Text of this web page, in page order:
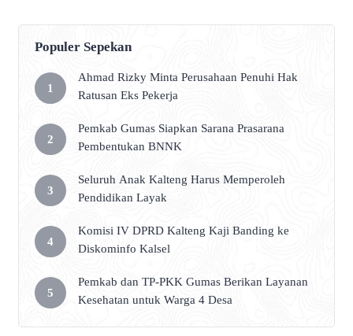
Populer Sepekan
Ahmad Rizky Minta Perusahaan Penuhi Hak
Ratusan Eks Pekerja
Pemkab Gumas Siapkan Sarana Prasarana
Pembentukan BNNK
Seluruh Anak Kalteng Harus Memperoleh
Pendidikan Layak
Komisi IV DPRD Kalteng Kaji Banding ke
Diskominfo Kalsel
Pemkab dan TP-PKK Gumas Berikan Layanan
Kesehatan untuk Warga 4 Desa